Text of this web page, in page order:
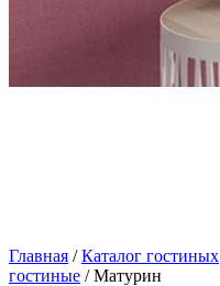
Главная /Каталог гостиных
гостиные / Матурин